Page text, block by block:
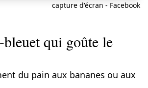
capture d'écran - Facebook
qui goûte le
du pain aux bananes ou aux